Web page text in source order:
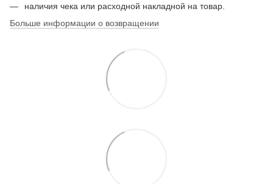
наличия чека или расходной накладной на товар.
Больше информации о возвращении